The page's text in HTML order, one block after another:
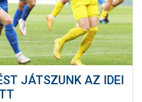
JÁTSZUNK AZ IDEI